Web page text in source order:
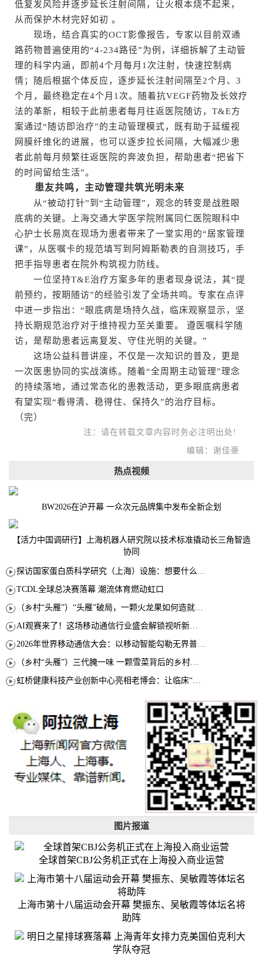
低复发风险并逐步延长注射间隔，让火根本烧不起来，
从而保护木材完好如初 。
现场，结合真实的OCT影像报告，专家以目前双通
路药物普遍使用的“4-234路径”为例，详细拆解了主动管
理的科学内涵，即前4个月每月1次注射，快速控制病
情；随后根据个体反应，逐步延长注射间隔至2个月、3
个月，最终稳定在4个月1次。随着抗VEGF药物及长效疗
法的革新，相较于此前患者每月往返医院随访，T&E方
案通过“随访即治疗”的主动管理模式，既有助于延缓视
网膜纤维化的进展，也可以逐步拉长间隔，大幅减少患
者此前每月频繁往返医院的奔波负担，帮助患者“把省下
的时间留给生活”。
患友共鸣，主动管理共筑光明未来
从“被动打针”到“主动管理”，观念的转变是战胜眼
底病的关键。上海交通大学医学院附属同仁医院眼科中
心护士长易岚在现场为患者带来了一堂实用的“居家管理
课”，从医嘱卡的规范填写到阿姆斯勒表的自测技巧，手
把手指导患者在院外构筑视力防线。
一位坚持T&E治疗方案多年的患者现身说法，其“提
前预约，按期随访”的经验引发了全场共鸣。专家在点评
中进一步指出：“眼底病是场持久战，临床观察显示，坚
持长期规范治疗对于维持视力至关重要。 遵医嘱科学随
访，是帮助患者远离复发、守住光明的关键。”
这场公益科普讲座，不仅是一次知识的普及，更是
一次医患协同的实战演练。随着“全周期主动管理”理念
的持续落地，通过常态化的患教活动，更多眼底病患者
有望实现“看得清、稳得住、保持久”的治疗目标。
（完）
注：请在转载文章内容时务必注明出处!
编辑：谢佳豪
热点视频
BW2026在沪开幕 一众次元品牌集中发布全新企划
【活力中国调研行】上海机器人研究院以技术标准撬动长三角智造
协同
探访国家蛋白质科学研究（上海）设施：想要什么蛋白 AI直接设计合成
TCDL全球总决赛落幕 潮流体育燃动虹口
（乡村“头雁”）“头雁”破局，一颗火龙果如何造就沪上乡村特色产业化路径
AI观赛来了！这场移动通信行业盛会解锁视听新玩法
2026年世界移动通信大会：以移动智能勾勒无界普惠新愿景
（乡村“头雁”）三代腌一味 一颗雪菜背后的乡村致富经
虹桥健康科技产业创新中心亮相老博会：让临床“需求”定义银发经济新生态
图片报道
全球首架CBJ公务机正式在上海投入商业运营
上海市第十八届运动会开幕 樊振东、吴敏霞等体坛名将
助阵